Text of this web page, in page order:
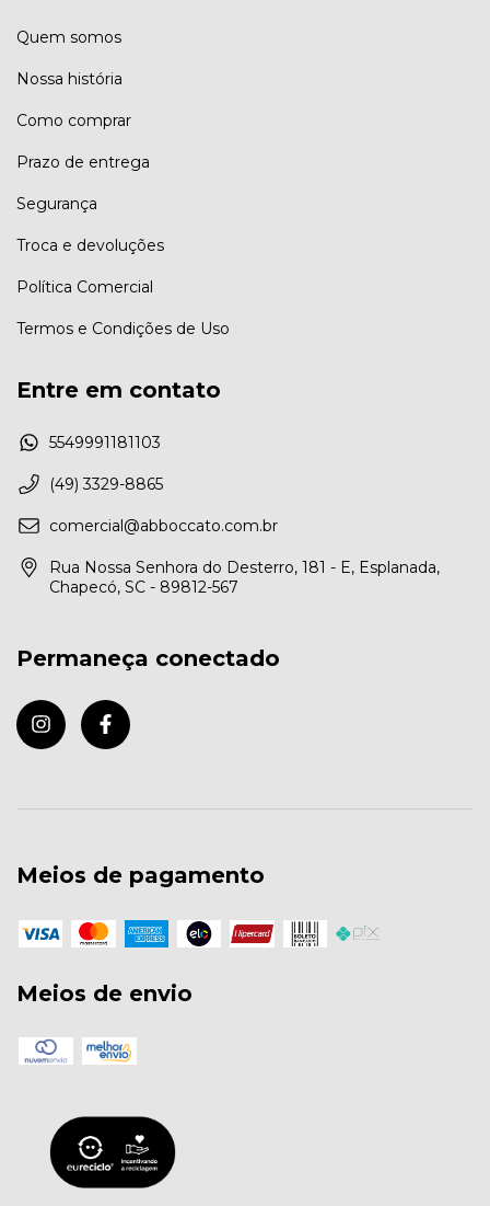
Quem somos
Nossa história
Como comprar
Prazo de entrega
Segurança
Troca e devoluções
Política Comercial
Termos e Condições de Uso
Entre em contato
5549991181103
(49) 3329-8865
comercial@abboccato.com.br
Rua Nossa Senhora do Desterro, 181 - E, Esplanada,
Chapecó, SC - 89812-567
Permaneça conectado
Meios de pagamento
Meios de envio